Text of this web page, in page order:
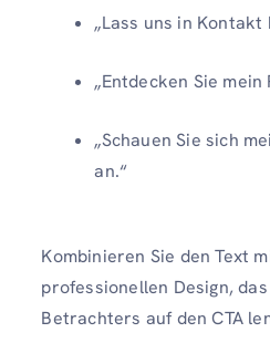
„Lass uns in Kontakt
„Entdecken Sie mein
„Schauen Sie sich
an.“
Kombinieren Sie den Text
professionellen Design,
Betrachters auf den CTA